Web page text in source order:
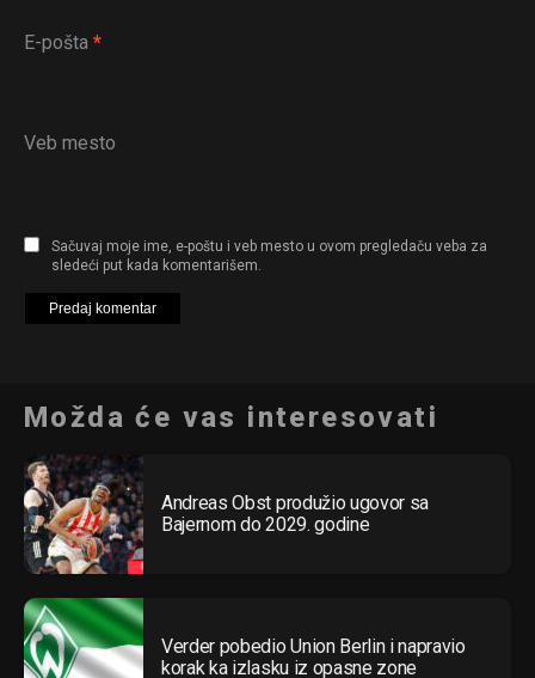
E-pošta *
Veb mesto
Sačuvaj moje ime, e-poštu i veb mesto u ovom pregledaču veba za
sledeći put kada komentarišem.
Možda će vas interesovati
Andreas Obst produžio ugovor sa
Bajernom do 2029. godine
Verder pobedio Union Berlin i napravio
korak ka izlasku iz opasne zone